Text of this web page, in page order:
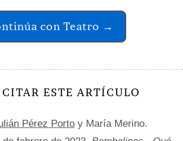
con Teatro →
ESTE ARTÍCULO
Pérez Porto y María Merino.